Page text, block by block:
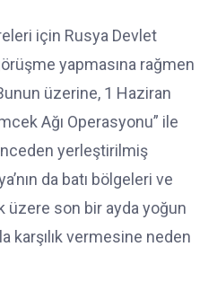
için Rusya Devlet
yapmasına rağmen
üzerine, 1 Haziran
Ağı Operasyonu” ile
yerleştirilmiş
da batı bölgeleri ve
üzere son bir ayda yoğun
karşılık vermesine neden